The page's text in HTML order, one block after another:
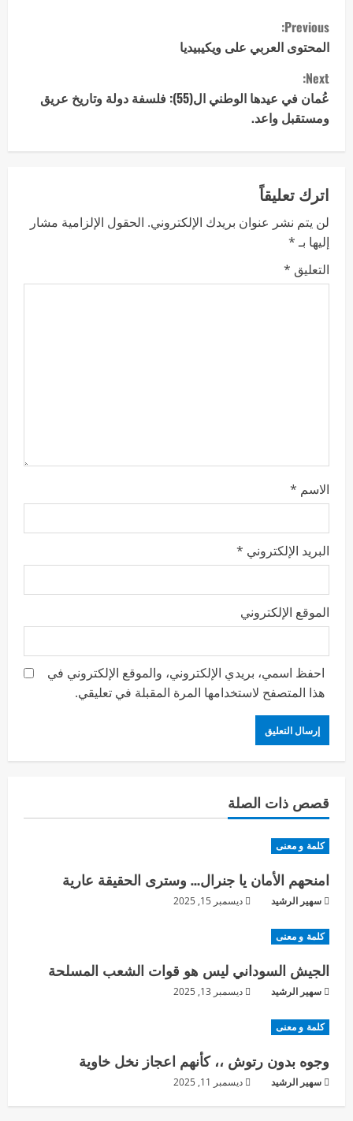
Previous:
المحتوى العربي على ويكيبيديا
Next:
عُمان في عيدها الوطني ال(55): فلسفة دولة وتاريخ عريق
ومستقبل واعد.
اترك تعليقاً
لن يتم نشر عنوان بريدك الإلكتروني. الحقول الإلزامية مشار
إليها بـ*
التعليق *
الاسم *
البريد الإلكتروني *
الموقع الإلكتروني
احفظ اسمي، بريدي الإلكتروني، والموقع الإلكتروني في
هذا المتصفح لاستخدامها المرة المقبلة في تعليقي.
قصص ذات الصلة
كلمة و معنى
امنحهم الأمان يا جنرال… وسترى الحقيقة عارية
سهير الرشيد ديسمبر 15, 2025
كلمة و معنى
الجيش السوداني ليس هو قوات الشعب المسلحة
سهير الرشيد ديسمبر 13, 2025
كلمة و معنى
وجوه بدون رتوش ،، كأنهم اعجاز نخل خاوية
سهير الرشيد ديسمبر 11, 2025